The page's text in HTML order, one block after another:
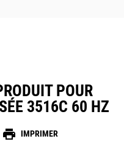
POUR
3516C 60 HZ
print IMPRIMER